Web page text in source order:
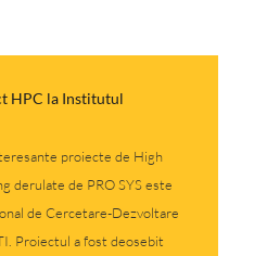
HPC la Institutul
proiecte de High
derulate de PRO SYS este
de Cercetare-Dezvoltare
Proiectul a fost deosebit